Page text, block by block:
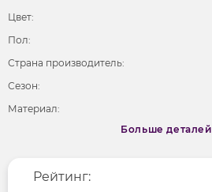
Цвет:
Пол:
Страна производитель:
Сезон:
Материал:
Фактура материала
Больше деталей
Меньше деталей
Рейтинг: